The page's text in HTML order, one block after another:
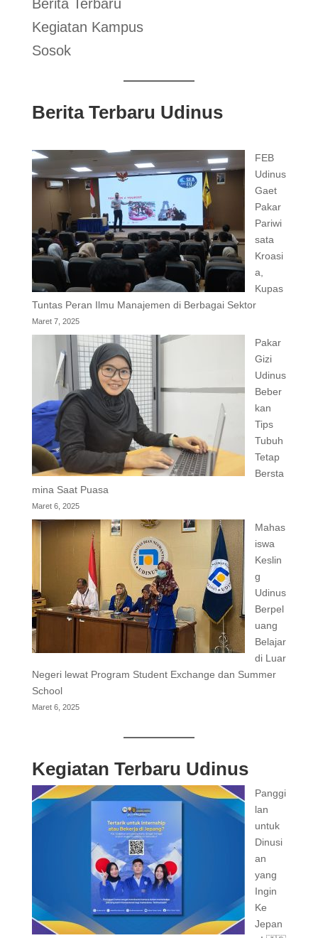
Berita Terbaru
Kegiatan Kampus
Sosok
Berita Terbaru Udinus
FEB
Udinus
Gaet
Pakar
Pariwi
sata
Kroasi
a,
Kupas
Tuntas Peran Ilmu Manajemen di Berbagai Sektor
Maret 7, 2025
Pakar
Gizi
Udinus
Beber
kan
Tips
Tubuh
Tetap
Bersta
mina Saat Puasa
Maret 6, 2025
Mahas
iswa
Keslin
g
Udinus
Berpel
uang
Belajar
di Luar
Negeri lewat Program Student Exchange dan Summer
School
Maret 6, 2025
Kegiatan Terbaru Udinus
Panggi
lan
untuk
Dinusi
an
yang
Ingin
Ke
Jepan